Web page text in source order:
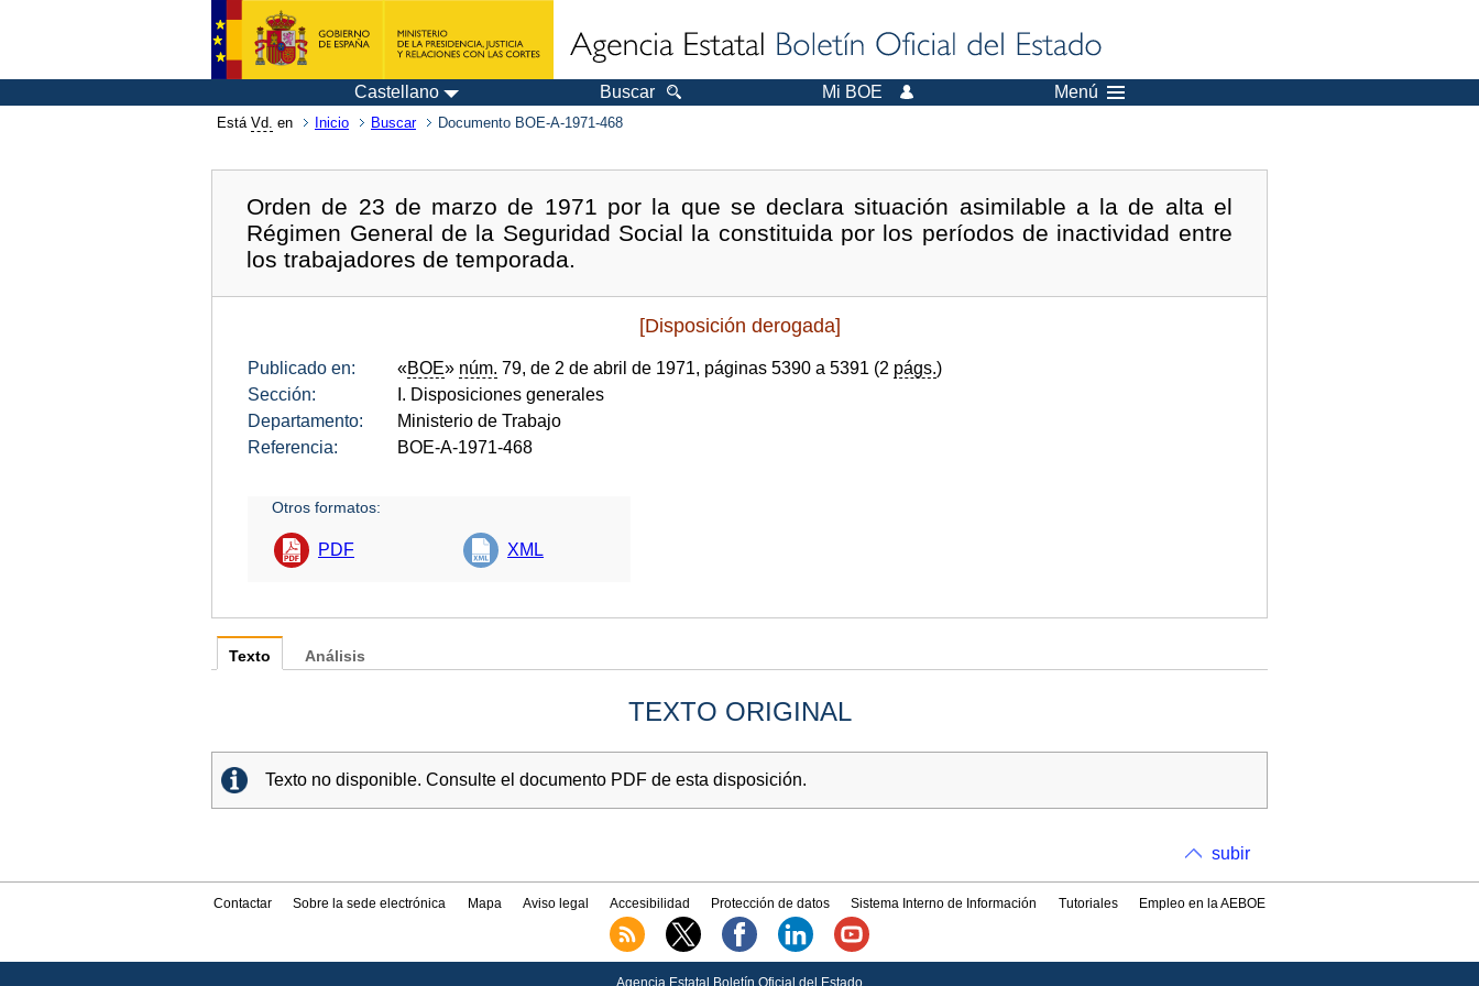
Castellano Buscar Mi BOE Menú
Está Vd. en Inicio Buscar Documento BOE-A-1971-468
Orden de 23 de marzo de 1971 por la que se declara situación asimilable a la de alta el
Régimen General de la Seguridad Social la constituida por los períodos de inactividad entre
los trabajadores de temporada.
[Disposición derogada]
Publicado en: «BOE» núm. 79, de 2 de abril de 1971, páginas 5390 a 5391 (2 págs.)
Sección:
I. Disposiciones generales
Departamento:
Ministerio de Trabajo
Referencia:
BOE-A-1971-468
Otros formatos:
PDF XML
Texto
TEXTO ORIGINAL
Texto no disponible. Consulte el documento PDF de esta disposición.
Análisis
subir
Contactar Sobre la sede electrónica Mapa Aviso legal Accesibilidad Protección de datos Sistema Interno de Información Tutoriales Empleo en la AEBOE
Agencia Estatal Boletín Oficial del Estado